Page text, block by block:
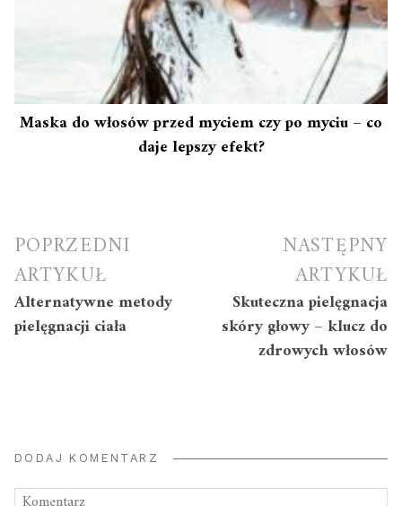
Maska do włosów przed myciem czy po myciu – co
daje lepszy efekt?
Nawigacja
wpisu
POPRZEDNI
ARTYKUŁ
Alternatywne metody
pielęgnacji ciała
NASTĘPNY
ARTYKUŁ
Skuteczna pielęgnacja
skóry głowy – klucz do
zdrowych włosów
DODAJ KOMENTARZ